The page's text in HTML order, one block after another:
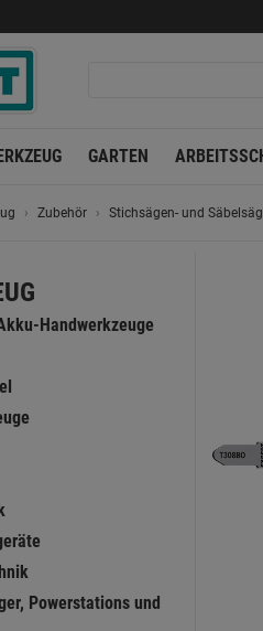
GARTEN
Zubehör Stichsägen- und
Handwerkzeuge
Powerstations und